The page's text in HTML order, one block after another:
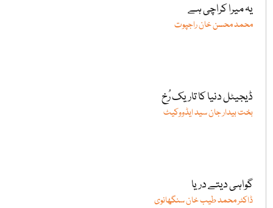
یہ میرا کراچی ہے
محمد محسن خان راجپوت
ڈیجیٹل دنیا کا تاریک رُخ
بخت بیدار جان سید ایڈووکیٹ
گواہی دیتے دریا
ڈاکٹر محمد طیب خان سنگھانوی